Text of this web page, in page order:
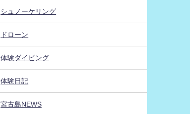
シュノーケリング
ドローン
体験ダイビング
体験日記
宮古島NEWS